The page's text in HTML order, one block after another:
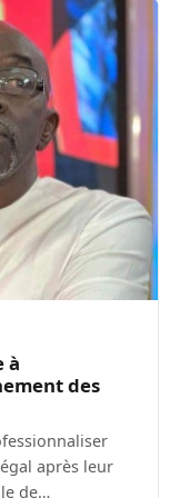
à
des
après leur
de…